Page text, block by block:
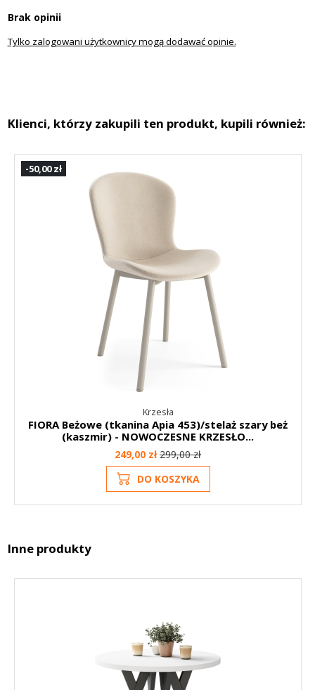
Brak opinii
Tylko zalogowani użytkownicy mogą dodawać opinie.
Klienci, którzy zakupili ten produkt, kupili również:
-50,00 zł
Krzesła
FIORA Beżowe (tkanina Apia 453)/stelaż szary beż
(kaszmir) - NOWOCZESNE KRZESŁO...
249,00 zł299,00 zł
DO KOSZYKA
Inne produkty